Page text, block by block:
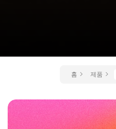
홈 제품